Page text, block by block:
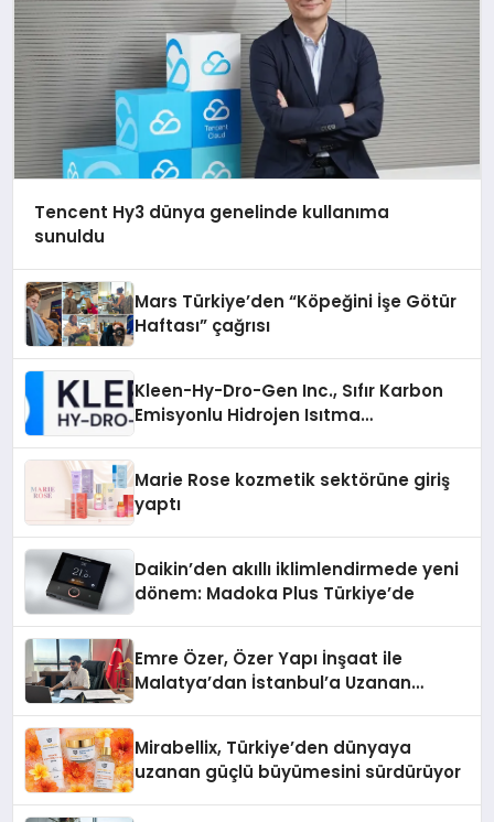
Tencent Hy3 dünya genelinde kullanıma
sunuldu
Mars Türkiye’den “Köpeğini İşe Götür
Haftası” çağrısı
Kleen-Hy-Dro-Gen Inc., Sıfır Karbon
Emisyonlu Hidrojen Isıtma
Marie Rose kozmetik sektörüne giriş
yaptı
Daikin’den akıllı iklimlendirmede yeni
dönem: Madoka Plus Türkiye’de
Emre Özer, Özer Yapı İnşaat ile
Malatya’dan İstanbul’a Uzanan
Mirabellix, Türkiye’den dünyaya
uzanan güçlü büyümesini sürdürüyor